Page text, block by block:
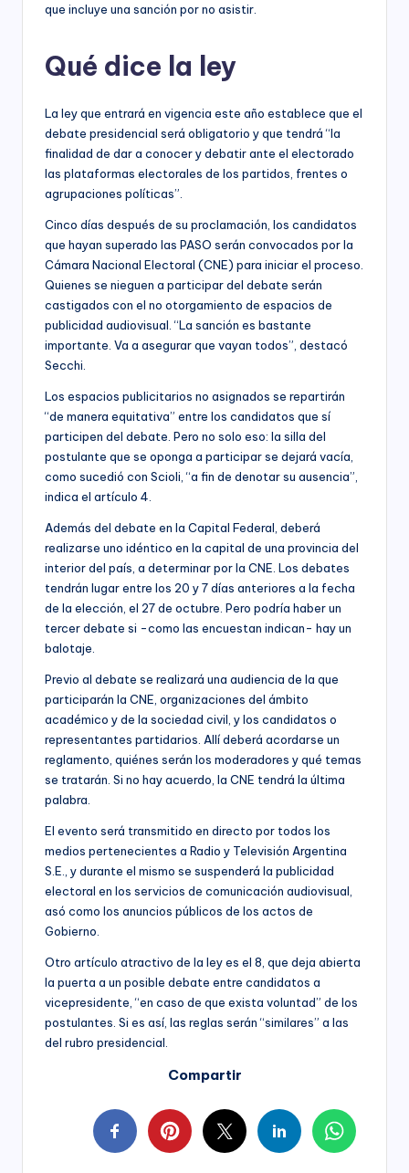
que incluye una sanción por no asistir.
Qué dice la ley
La ley que entrará en vigencia este año establece que el
debate presidencial será obligatorio y que tendrá “la
finalidad de dar a conocer y debatir ante el electorado
las plataformas electorales de los partidos, frentes o
agrupaciones políticas”.
Cinco días después de su proclamación, los candidatos
que hayan superado las PASO serán convocados por la
Cámara Nacional Electoral (CNE) para iniciar el proceso.
Quienes se nieguen a participar del debate serán
castigados con el no otorgamiento de espacios de
publicidad audiovisual. “La sanción es bastante
importante. Va a asegurar que vayan todos”, destacó
Secchi.
Los espacios publicitarios no asignados se repartirán
“de manera equitativa” entre los candidatos que sí
participen del debate. Pero no solo eso: la silla del
postulante que se oponga a participar se dejará vacía,
como sucedió con Scioli, “a fin de denotar su ausencia”,
indica el artículo 4.
Además del debate en la Capital Federal, deberá
realizarse uno idéntico en la capital de una provincia del
interior del país, a determinar por la CNE. Los debates
tendrán lugar entre los 20 y 7 días anteriores a la fecha
de la elección, el 27 de octubre. Pero podría haber un
tercer debate si -como las encuestan indican- hay un
balotaje.
Previo al debate se realizará una audiencia de la que
participarán la CNE, organizaciones del ámbito
académico y de la sociedad civil, y los candidatos o
representantes partidarios. Allí deberá acordarse un
reglamento, quiénes serán los moderadores y qué temas
se tratarán. Si no hay acuerdo, la CNE tendrá la última
palabra.
El evento será transmitido en directo por todos los
medios pertenecientes a Radio y Televisión Argentina
S.E., y durante el mismo se suspenderá la publicidad
electoral en los servicios de comunicación audiovisual,
asó como los anuncios públicos de los actos de
Gobierno.
Otro artículo atractivo de la ley es el 8, que deja abierta
la puerta a un posible debate entre candidatos a
vicepresidente, “en caso de que exista voluntad” de los
postulantes. Si es así, las reglas serán “similares” a las
del rubro presidencial.
Compartir